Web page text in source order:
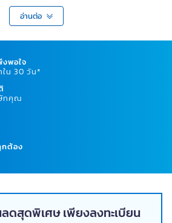
นฟิลเตอร์เครื่องฟอกอากาศ
นมองไม่เห็นด้วยตาเปล่า ฟิลเตอร์เครื่องฟอก
ามเสี่ยงจากโรคระบบทางเดินหายใจ อาการ
พิษทางอากาศ การเปลี่ยนแผ่นฟิลเตอร์กรอง
เป็นเพื่อรักษาประสิทธิภาพการทำงานของ
องที่ควรรู้จัก
ภทที่แตกต่างกันตามเทคโนโลยีและวัสดุที่ใช้
ะสมจะช่วยเพิ่มประสิทธิภาพการฟอกอากาศได้
มาตรฐานสูงสุดในการกรองฝุ่น
กจับอนุภาคขนาดเล็กถึง 0.3 ไมครอน ได้
หรับผู้ที่เป็นโรคภูมิแพ้ โรคหอบหืด หรือต้องการ
อ่านต่อ
พอใจ
น 30 วัน*
ทคุณ
ต้อง
ดสุดพิเศษ เพียงลงทะเบียน